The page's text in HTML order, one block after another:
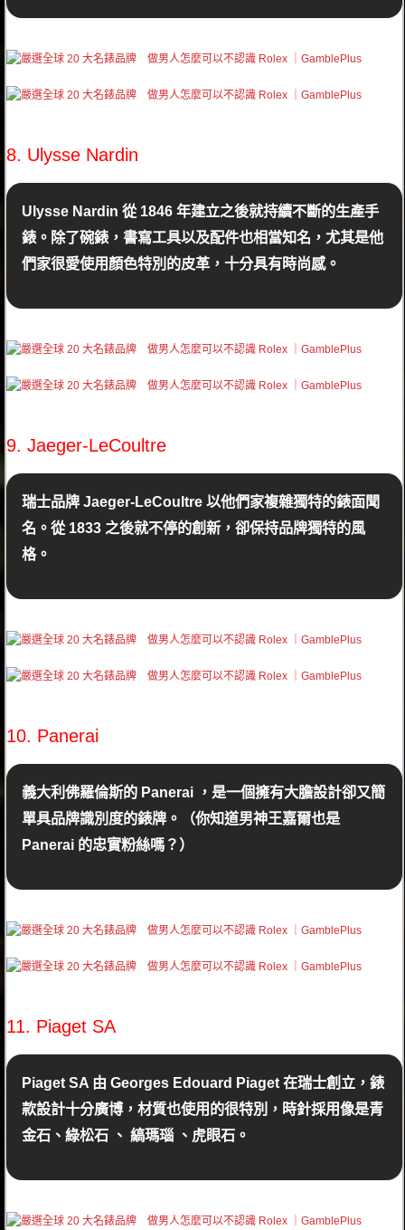
8. Ulysse Nardin
Ulysse Nardin 從 1846 年建立之後就持續不斷的生產手
錶。除了碗錶，書寫工具以及配件也相當知名，尤其是他
們家很愛使用顏色特別的皮革，十分具有時尚感。
9. Jaeger-LeCoultre
瑞士品牌 Jaeger-LeCoultre 以他們家複雜獨特的錶面聞
名。從 1833 之後就不停的創新，卻保持品牌獨特的風
格。
10. Panerai
義大利佛羅倫斯的 Panerai ，是一個擁有大膽設計卻又簡
單具品牌識別度的錶牌。（你知道男神王嘉爾也是
Panerai 的忠實粉絲嗎？）
11. Piaget SA
Piaget SA 由 Georges Edouard Piaget 在瑞士創立，錶
款設計十分廣博，材質也使用的很特別，時針採用像是青
金石、綠松石 、 縞瑪瑙 、虎眼石。